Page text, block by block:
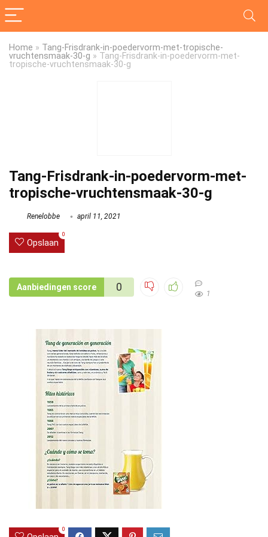
Home » Tang-Frisdrank-in-poedervorm-met-tropische-
vruchtensmaak-30-g » Tang-Frisdrank-in-poedervorm-met-
tropische-vruchtensmaak-30-g
Tang-Frisdrank-in-poedervorm-met-
tropische-vruchtensmaak-30-g
Renelobbe april 11, 2021
Opslaan
0
Aanbiedingen score 0
1
0